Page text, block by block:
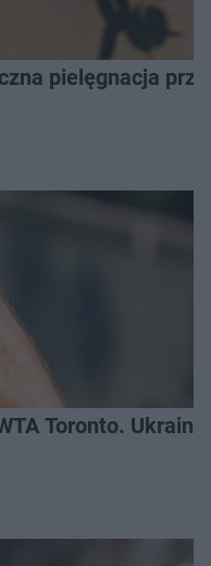
pielęgnacja
Toronto.